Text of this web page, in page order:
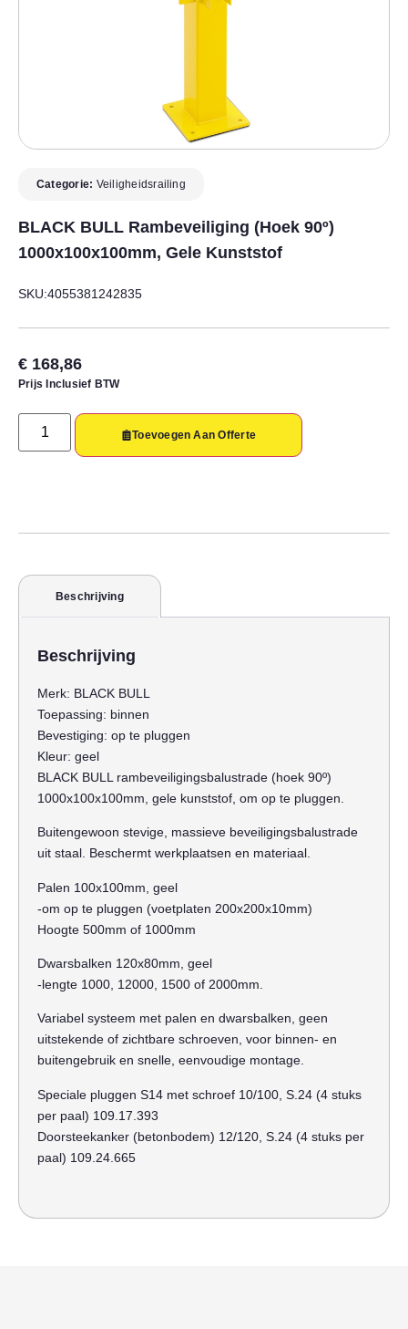
Categorie: Veiligheidsrailing
BLACK BULL Rambeveiliging (hoek 90º)
1000x100x100mm, Gele Kunststof
SKU:4055381242835
€ 168,86
Prijs Inclusief BTW
Toevoegen Aan Offerte
Beschrijving
Beschrijving
Merk: BLACK BULL
Toepassing: binnen
Bevestiging: op te pluggen
Kleur: geel
BLACK BULL rambeveiligingsbalustrade (hoek 90º)
1000x100x100mm, gele kunststof, om op te pluggen.
Buitengewoon stevige, massieve beveiligingsbalustrade
uit staal. Beschermt werkplaatsen en materiaal.
Palen 100x100mm, geel
-om op te pluggen (voetplaten 200x200x10mm)
Hoogte 500mm of 1000mm
Dwarsbalken 120x80mm, geel
-lengte 1000, 12000, 1500 of 2000mm.
Variabel systeem met palen en dwarsbalken, geen
uitstekende of zichtbare schroeven, voor binnen- en
buitengebruik en snelle, eenvoudige montage.
Speciale pluggen S14 met schroef 10/100, S.24 (4 stuks
per paal) 109.17.393
Doorsteekanker (betonbodem) 12/120, S.24 (4 stuks per
paal) 109.24.665